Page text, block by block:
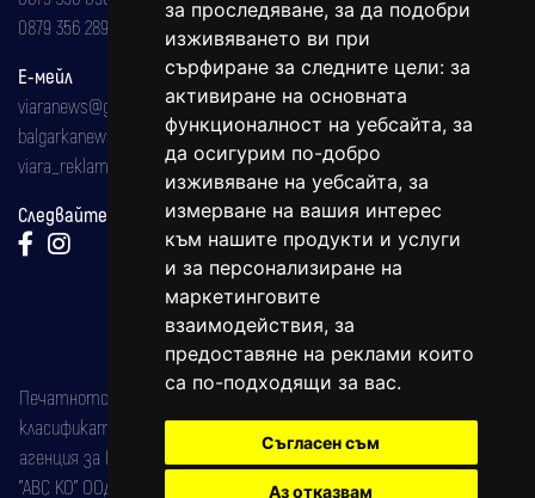
за проследяване, за да подобри
изживяването ви при
сърфиране за следните цели: за
активиране на основната
функционалност на уебсайта, за
да осигурим по-добро
изживяване на уебсайта, за
измерване на вашия интерес
към нашите продукти и услуги
и за персонализиране на
маркетинговите
взаимодействия, за
предоставяне на реклами които
са по-подходящи за вас.
Съгласен съм
Аз отказвам
0879 356 289
Е-мейл
viaranews@gmail.com
balgarkanews@gmail.com
viara_reklama@mail.bg
Следвайте ни:
Печатното издание на вестника е регистрирано в националния
класификатор на печатните издания (Българска национална
агенция за ISSN) под номер: ISSN 1312-4722.
"АВС КО" ООД е притежател на марката: Вяра информационен